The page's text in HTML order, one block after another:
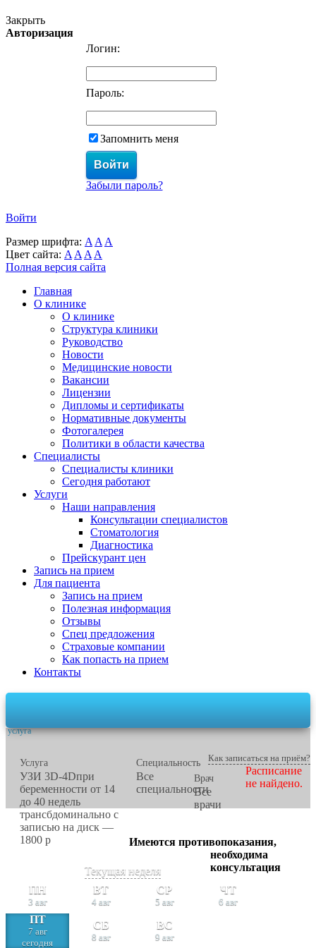
Закрыть
Авторизация
Логин:
Пароль:
Запомнить меня
Забыли пароль?
Войти
Размер шрифта: A A A
Цвет сайта: A A A A
Полная версия сайта
Главная
О клинике
О клинике
Структура клиники
Руководство
Новости
Медицинские новости
Вакансии
Лицензии
Дипломы и сертификаты
Нормативные документы
Фотогалерея
Политики в области качества
Специалисты
Специалисты клиники
Сегодня работают
Услуги
Наши направления
Консультации специалистов
Стоматология
Диагностика
Прейскурант цен
Запись на прием
Для пациента
Запись на прием
Полезная информация
Отзывы
Спец предложения
Страховые компании
Как попасть на прием
Контакты
услуга
Как записаться на приём?
Услуга
УЗИ 3D-4Dпри
беременности от 14
до 40 недель
трансбдоминально с
записью на диск —
1800 p
Специальность
Все
специальности
Врач
Все
врачи
Текущая неделя
ПН
3 авг
ВТ
4 авг
СР
5 авг
ЧТ
6 авг
ПТ
7 авг
сегодня
СБ
8 авг
ВС
9 авг
Расписание
не найдено.
Имеются противопоказания,
необходима
консультация